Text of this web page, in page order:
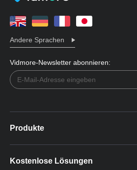
Andere Sprachen
Vidmore-Newsletter abonnieren:
Produkte
Kostenlose Lösungen